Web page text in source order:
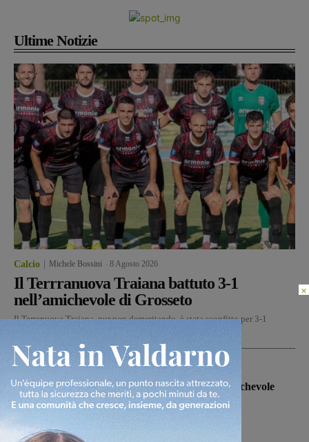
Ultime Notizie
Calcio Michele Bossini 8 Agosto 2026
Il Terrranuova Traiana battuto 3-1
nell’amichevole di Grosseto
Il Terranuova Traiana, pur non demeritando, è stata sconfitto per 3-1
Calcio
Il Montevarchi affronta in amichevole
l’Ancona
Michele Bossini 8 Agosto 2026
×